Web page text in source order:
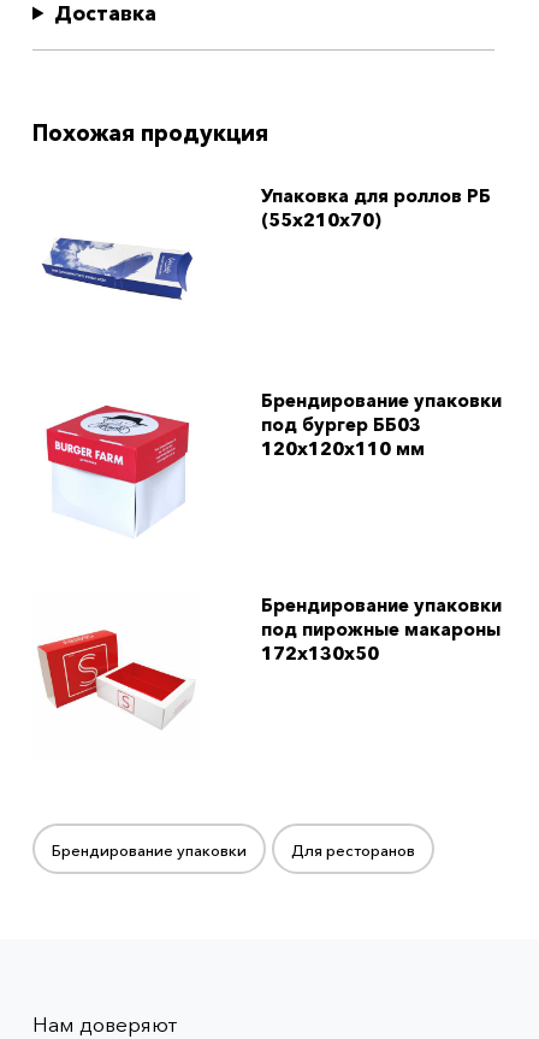
Доставка
Похожая продукция
Упаковка для роллов РБ
(55x210x70)
Брендирование упаковки
под бургер ББ03
120x120x110 мм
Брендирование упаковки
под пирожные макароны
172x130x50
Брендирование упаковки Для ресторанов
Нам доверяют